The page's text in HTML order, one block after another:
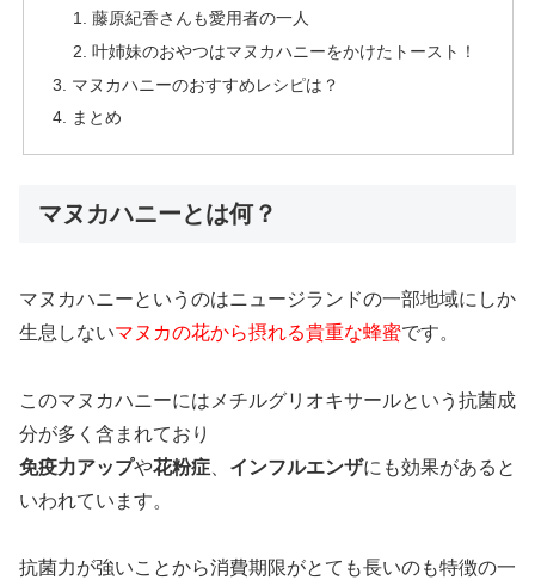
藤原紀香さんも愛用者の一人
叶姉妹のおやつはマヌカハニーをかけたトースト！
マヌカハニーのおすすめレシピは？
まとめ
マヌカハニーとは何？
マヌカハニーというのはニュージランドの一部地域にしか
生息しないマヌカの花から摂れる貴重な蜂蜜です。
このマヌカハニーにはメチルグリオキサールという抗菌成
分が多く含まれており
免疫力アップや花粉症 インフルエンザにも効果があると
いわれています。
抗菌力が強いことから消費期限がとても長いのも特徴の一